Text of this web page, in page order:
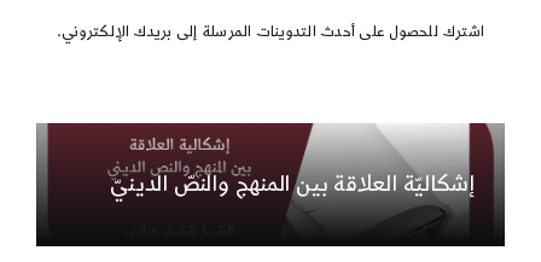
اشترك للحصول على أحدث التدوينات المرسلة إلى بريدك الإلكتروني.
إشكاليّة العلاقة بين المنهج والنصّ الدينيّ